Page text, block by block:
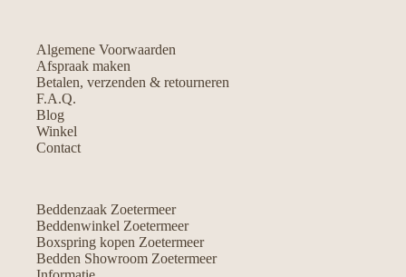
Algemene Voorwaarden
Afspraak maken
Betalen, verzenden & retourneren
F.A.Q.
Blog
Winkel
Contact
Beddenzaak Zoetermeer
Beddenwinkel Zoetermeer
Boxspring kopen Zoetermeer
Bedden Showroom Zoetermeer